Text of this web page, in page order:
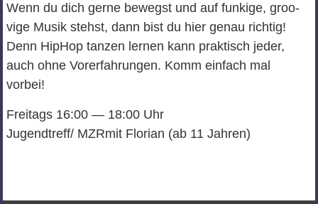
Wenn du dich gerne bewegst und auf fun­kige, groo­
vige Musik stehst, dann bist du hier genau rich­tig!
Denn Hip­Hop tan­zen ler­nen kann prak­tisch jeder,
auch ohne Vor­er­fah­run­gen. Komm ein­fach mal
vorbei!
Frei­tags 16:00 — 18:00 Uhr
Jugendtreff/ MZRmit Flo­rian (ab 11 Jahren)